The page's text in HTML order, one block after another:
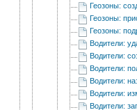
Геозоны:
Геозоны:
Геозоны:
Водители:
Водители:
Водители:
Водители:
Водители:
Водители: